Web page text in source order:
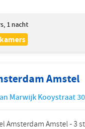
Amstel
Marwijk Kooystraat 30
Amsterdam Amstel - 3
1 nacht